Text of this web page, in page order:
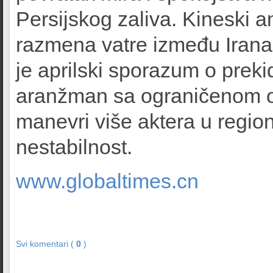
Persijskog zaliva. Kineski
razmena vatre između
je aprilski sporazum o
aranžman sa ograničenom
manevri više aktera u
nestabilnost.
www.globaltimes.cn
Svi komentari ( 0 )